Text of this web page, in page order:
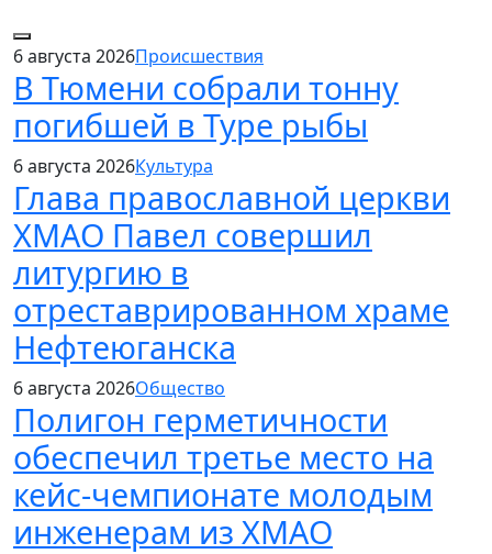
6 августа 2026Происшествия
В Тюмени собрали тонну
погибшей в Туре рыбы
6 августа 2026Культура
Глава православной церкви
ХМАО Павел совершил
литургию в
отреставрированном храме
Нефтеюганска
6 августа 2026Общество
Полигон герметичности
обеспечил третье место на
кейс-чемпионате молодым
инженерам из ХМАО